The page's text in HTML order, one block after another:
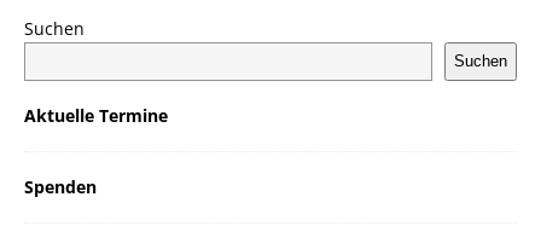
Suchen
Suchen
Aktuelle Termine
Spenden